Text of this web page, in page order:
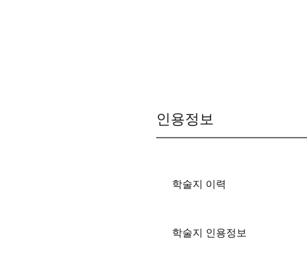
인용정보
학술지 이력
학술지 인용정보